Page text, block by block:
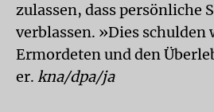
zulassen, dass persönliche
verblassen. »Dies schulden
Ermordeten und den
er. kna/dpa/ja